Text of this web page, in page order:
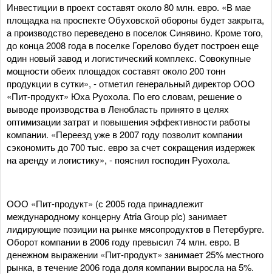
Инвестиции в проект составят около 80 млн. евро. «В мае
площадка на проспекте Обуховской обороны будет закрыта,
а производство переведено в поселок Синявино. Кроме того,
до конца 2008 года в поселке Горелово будет построен еще
один новый завод и логистический комплекс. Совокупные
мощности обеих площадок составят около 200 тонн
продукции в сутки», - отметил генеральный директор ООО
«Пит-продукт» Юха Руохола. По его словам, решение о
выводе производства в Ленобласть принято в целях
оптимизации затрат и повышения эффективности работы
компании. «Переезд уже в 2007 году позволит компании
сэкономить до 700 тыс. евро за счет сокращения издержек
на аренду и логистику», - пояснил господин Руохола.
ООО «Пит-продукт» (с 2005 года принадлежит
международному концерну Atria Group plc) занимает
лидирующие позиции на рынке мясопродуктов в Петербурге.
Оборот компании в 2006 году превысил 74 млн. евро. В
денежном выражении «Пит-продукт» занимает 25% местного
рынка, в течение 2006 года доля компании выросла на 5%.